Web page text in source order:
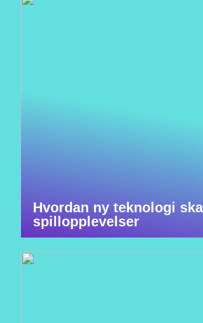
Hvordan ny teknologi
spillopplevelser